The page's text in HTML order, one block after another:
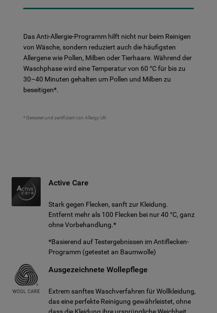
Das Anti-Allergie-Programm hilft nicht nur beim Reinigen
von Wäsche, sondern reduziert auch die häufigsten
Allergene wie Pollen, Milben oder Tierhaare. Während der
Waschphase wird eine Temperatur von 60 °C für bis zu
30–40 Minuten gehalten um Pollen und Milben zu
beseitigen*.
* Getestet und zertifiziert von Allergy UK
Active Care
Stark gegen Flecken, sanft zur Kleidung.
Entfernt mehr als 100 Flecken bei nur 40 °C, ganz
ohne Vorbehandlung.*
*Basierend auf Testergebnissen im Antiflecken-
Programm (getestet an Baumwolle)
Ausgezeichnete Wollepflege
Extrem sanftes Waschverfahren für Wollkleidung,
das eine perfekte Reinigung gewährleistet, ohne